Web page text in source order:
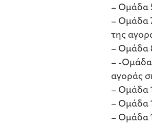
– Ομάδα
– Ομάδα
της
– Ομάδα
– -Ομάδα
αγοράς
– Ομάδα
– Ομάδα
– Ομάδα